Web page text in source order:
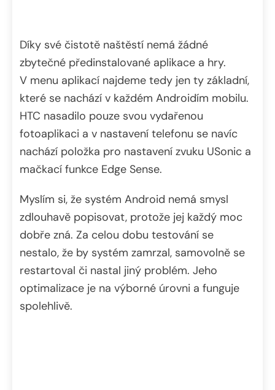
Díky své čistotě naštěstí nemá žádné
zbytečné předinstalované aplikace a hry.
V menu aplikací najdeme tedy jen ty základní,
které se nachází v každém Androidím mobilu.
HTC nasadilo pouze svou vydařenou
fotoaplikaci a v nastavení telefonu se navíc
nachází položka pro nastavení zvuku USonic a
mačkací funkce Edge Sense.
Myslím si, že systém Android nemá smysl
zdlouhavě popisovat, protože jej každý moc
dobře zná. Za celou dobu testování se
nestalo, že by systém zamrzal, samovolně se
restartoval či nastal jiný problém. Jeho
optimalizace je na výborné úrovni a funguje
spolehlivě.